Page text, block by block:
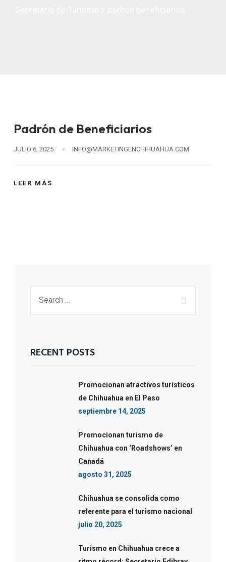
Padrón de Beneficiarios
JULIO 6, 2025 INFO@MARKETINGENCHIHUAHUA.COM
LEER MÁS
RECENT POSTS
Promocionan atractivos turísticos
de Chihuahua en El Paso
septiembre 14, 2025
Promocionan turismo de
Chihuahua con ‘Roadshows’ en
Canadá
agosto 31, 2025
Chihuahua se consolida como
referente para el turismo nacional
julio 20, 2025
Turismo en Chihuahua crece a